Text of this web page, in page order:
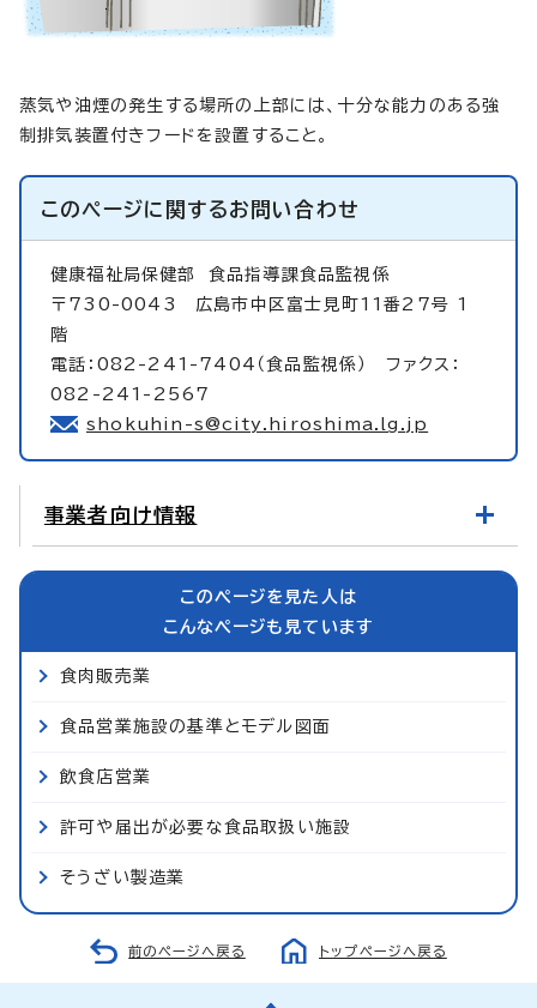
蒸気や油煙の発生する場所の上部には、十分な能力のある強
制排気装置付きフードを設置すること。
このページに関するお問い合わせ
健康福祉局保健部 食品指導課食品監視係
〒730-0043 広島市中区富士見町11番27号 1
階
電話：082-241-7404（食品監視係） ファクス：
082-241-2567
shokuhin-s@city.hiroshima.lg.jp
事業者向け情報
このページを見た人は
こんなページも見ています
食肉販売業
食品営業施設の基準とモデル図面
飲食店営業
許可や届出が必要な食品取扱い施設
そうざい製造業
前のページへ戻る トップページへ戻る